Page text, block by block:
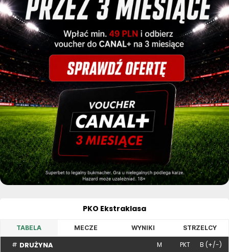
PKO Ekstraklasa
TABELA MECZE WYNIKI STRZELCY
# DRUŻYNA M PKT B (+/-)